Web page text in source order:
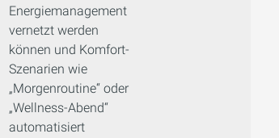
Energiemanagement
vernetzt werden
können und Komfort-
Szenarien wie
„Morgenroutine“ oder
„Wellness-Abend“
automatisiert